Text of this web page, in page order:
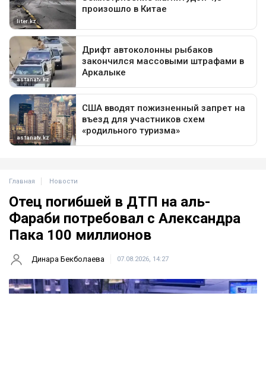
Главная Новости
Отец погибшей в ДТП на аль-
Фараби потребовал с Александра
Пака 100 миллионов
Динара Бекболаева 07.08.2026, 14:27